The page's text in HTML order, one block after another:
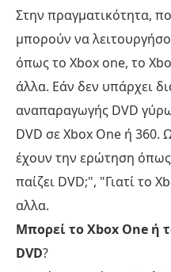
Στην πραγματικότητα,
μπορούν να
όπως το Xbox one, το
άλλα. Εάν δεν υπάρχει
αναπαραγωγής DVD
DVD σε Xbox One ή 360.
έχουν την ερώτηση όπως
παίζει DVD;", "Γιατί το
αλλα.
Μπορεί το Xbox One ή
DVD?